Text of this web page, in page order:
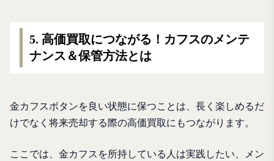
5. 高価買取につながる！カフスのメンテ
ナンス＆保管方法とは
金カフスボタンを良い状態に保つことは、長く楽しめるだ
けでなく将来売却する際の高価買取にもつながります。
ここでは、金カフスを所持している人は実践したい、メン